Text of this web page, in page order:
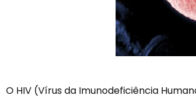
O HIV (Vírus da Imunodeficiência